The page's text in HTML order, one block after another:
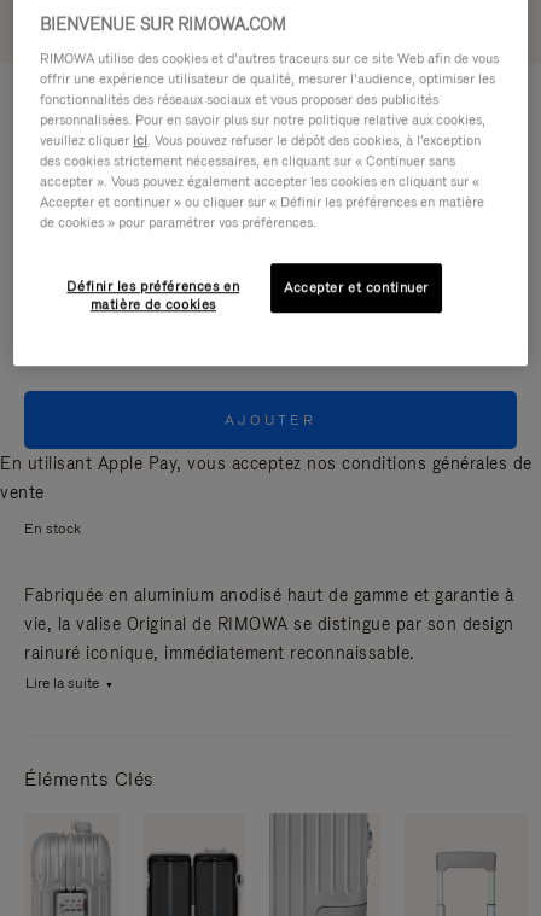
ORIGINAL
Cabin 1.200,00 €
Guide des tailles
Taille
Cabin 55 x 40 x 23 cm
AJOUTER
En utilisant Apple Pay, vous acceptez nos conditions générales de
vente
En stock
Fabriquée en aluminium anodisé haut de gamme et garantie à
vie, la valise Original de RIMOWA se distingue par son design
rainuré iconique, immédiatement reconnaissable.
Lire la suite
Éléments Clés
BIENVENUE SUR RIMOWA.COM
RIMOWA utilise des cookies et d’autres traceurs sur ce site Web afin de vous
offrir une expérience utilisateur de qualité, mesurer l’audience, optimiser les
fonctionnalités des réseaux sociaux et vous proposer des publicités
personnalisées. Pour en savoir plus sur notre politique relative aux cookies,
veuillez cliquer ici. Vous pouvez refuser le dépôt des cookies, à l'exception
des cookies strictement nécessaires, en cliquant sur « Continuer sans
accepter ». Vous pouvez également accepter les cookies en cliquant sur «
Accepter et continuer » ou cliquer sur « Définir les préférences en matière
de cookies » pour paramétrer vos préférences.
Définir les préférences en
matière de cookies
Accepter et continuer